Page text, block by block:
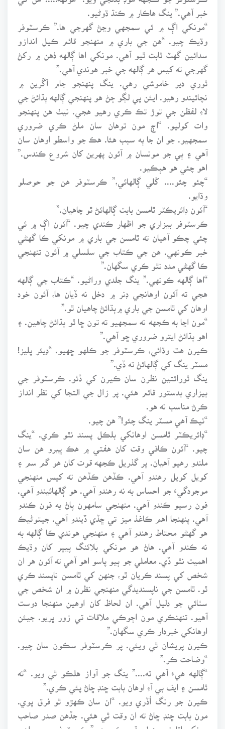
خبر آهي.” ينگ هاڪار ۾ ڪنڌ ڌوڻيو.
“مونکي اڳ ۾ ئي سمجهي وڃڻ گهرجي ها.” ڪرسٽوفر
وڌيڪ چيو. “هن جي باري ۾ منهنجو قائم ڪيل اندازو
سدائين گهٽ ثابت ٿيو آهي. مونکي اها ڳالهه ذهن ۾ رکڻ
گهرجي ته کيس هر ڳالهه جي خبر هوندي آهي.”
ٿوري دير خاموشي رهي. ينگ پنهنجو جام آڱرين ۾
نچائيندو رهيو. ايئن پي لڳو ڄڻ هو پنهنجي ڳالهه ٻڌائڻ جي
لاءِ لفظن جي توڙ تڪ ڪري رهيو هجي. نيٺ هن پنهنجو
وات کوليو. “اڄ مون توهان سان ملڻ ڪري ضروري
سمجهيو. جو ان جا ٻه سبب هئا. هڪ جو واسطو اوهان سان
آهي ۽ ٻي جو مونسان ۾ آئون پهرين کان شروع ڪندس.”
اهو چئي هو هٻڪيو.
“چئو چئو.... کُلي ڳالهائي،” ڪرسٽوفر هن جو حوصلو
وڌايو.
“آئون ڊائريڪٽر ٿامسن بابت ڳالهائڻ ٿو چاهيان.”
ڪرسٽوفر بيزاري جو اظهار ڪندي چيو. “آئون اڳ ۾ ئي
چئي چڪو آهيان ته ٿامسن جي باري ۾ مونکي ڪا گهڻي
خبر ڪونهي. هن جي ڪتاب جي سلسلي ۾ آئون تنهنجي
ڪا گهڻي مدد نٿو ڪري سگهان.”
“اها ڳالهه ڪونهي.” ينگ جلدي وراڻيو. “ڪتاب جي ڳالهه
هجي ته آئون اوهانجي ڊنر ۾ دخل نه ڏيان ها، آئون خود
اوهان کي ٿامسن جي باري ۾ٻڌائڻ چاهيان ٿو.”
“مون اڃا به ڪجهه نه سمجهيو ته تون ڇا ٿو ٻڌائڻ چاهين. ۽
اهو ٻڌائڻ ايترو ضروري ڇو آهي.”
ڪيرن هٿ وڌائي، ڪرسٽوفر جو ڪلهو ڇهيو. “ڊيئر پليز!
مسٽر ينگ کي ڳالهائڻ ته ڏي.”
ينگ ٿورائتين نظرن سان ڪيرن کي ڏٺو. ڪرسٽوفر جي
بيزاري بدستور قائم هئي. پر زال جي التجا کي نظر انداز
ڪرڻ مناسب نه هو.
“ٺيڪ آهي مسٽر ينگ چئو!” هن چيو.
“ڊائريڪٽر ٿامسن اوهانکي بلڪل پسند نٿو ڪري. “ينگ
چيو. “آئون ڪافي وقت کان هفتي ۾ هڪ ڀيرو هن سان
ملندو رهيو آهيان. پر گذريل ڪجهه قوت کان هو گم سم ۽
کويل کويل رهندو آهي. ڪڏهن ڪڏهن ته کيس منهنجي
موجودگيءَ جو احساس به نه رهندو آهي. هو ڳالهائيندو آهي.
فون رسيو ڪندو آهي. منهنجي سامهون پاڻ به فون ڪندو
آهي. پنهنجا اهم ڪاغذ ميز تي ڇڏي ڏيندو آهي. جيتوڻيڪ
هو گهڻو محتاط رهندو آهي ۽ منهنجي هوندي ڪا ڳالهه به
نه ڪندو آهي. هاڻ هو مونکي بلائنگ پيپر کان وڌيڪ
اهميت نٿو ڏي. معاملي جو ٻيو پاسو اهو آهي ته آئون هر ان
شخص کي پسند ڪريان ٿو، جنهن کي ٿامسن ناپسند ڪري
ٿو. ٿامسن جي ناپسنديدگي منهنجي نظرن ۾ ان شخص جي
سٺائي جو دليل آهي. ان لحاظ کان اوهين منهنجا دوست
آهيو. تنهنڪري مون اڄوڪي ملاقات تي زور ڀريو. جيئن
اوهانکي خبردار ڪري سگهان.”
ڪيرن پريشان ٿي ويئي. پر ڪرسٽوفر سڪون سان چيو.
“وضاحت ڪر.”
“ڳالهه هيءَ آهي ته....” ينگ جو آواز هلڪو ٿي ويو. “ته
ٿامسن ۽ ايف بي آءِ اوهان بابت ڇنڊ ڇاڻ پئي ڪري.”
ڪيرن جو رنگ اُڏري ويو. “ان سان ڪهڙو ٿو فرق پوي.
مون بابت ڇنڊ ڇاڻ ته ان وقت ٿي هئي. جڏهن صدر صاحب
مونکي اٽارني جنرل مقرر ڪيو هو.” ڪرسٽوفر بي پرواهي